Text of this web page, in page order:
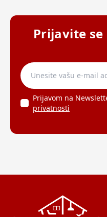
Prijavite
Prijavom na
privatnosti